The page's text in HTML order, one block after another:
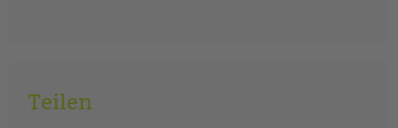
Teilen